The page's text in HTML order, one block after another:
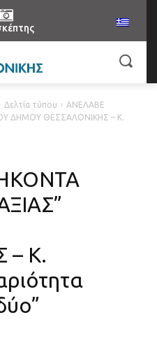
Δελτία τύπου
ΑΝΕΛΑΒΕ
ΔΗΜΟΥ ΘΕΣΣΑΛΟΝΙΚΗΣ – Κ.
– Κ.